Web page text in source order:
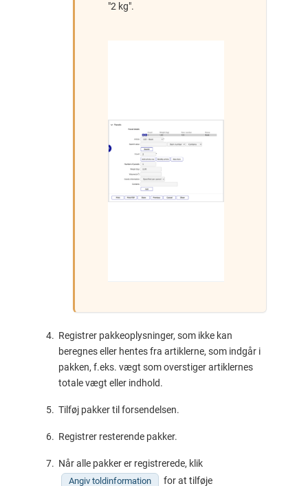
"2 kg".
Registrer pakkeoplysninger, som ikke kan
beregnes eller hentes fra artiklerne, som indgår i
pakken, f.eks. vægt som overstiger artiklernes
totale vægt eller indhold.
Tilføj pakker til forsendelsen.
Registrer resterende pakker.
Når alle pakker er registrerede, klik
Angiv toldinformation
for at tilføje